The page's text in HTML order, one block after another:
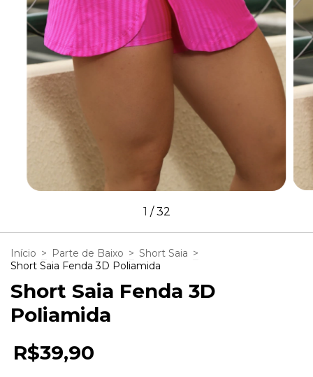
1 /32
Início > Parte de Baixo > Short Saia >
Short Saia Fenda 3D Poliamida
Short Saia Fenda 3D
Poliamida
R$39,90